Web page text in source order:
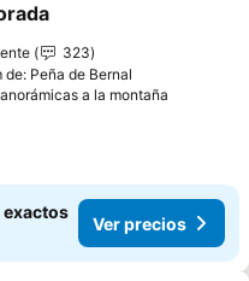
a favoritos
323
de: Peña de Bernal
a la montaña
exactos
Ver precios